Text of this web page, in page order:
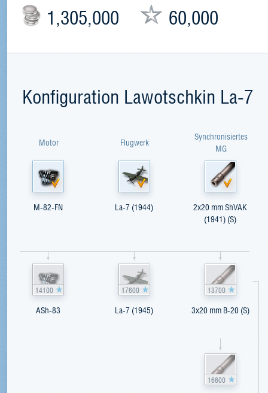
1,305,000 60,000
Konfiguration Lawotschkin La-7
Motor
M-82-FN
14100
ASh-83
Flugwerk
La-7 (1944)
17600
La-7 (1945)
Synchronisiertes
MG
2x20 mm ShVAK
(1941) (S)
13700
3x20 mm B-20 (S)
16600